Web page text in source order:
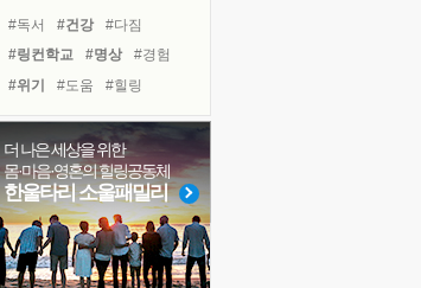
'말 타는 법'을 먼저
졸업식 사진을 보며
극심한 변비, 어깨결림, 수면 장애
아픈 아버지를 위한 공간 설계
슬럼프
보고 싶은 어머니
#독서 #건강
#다짐
#링컨학교
#명상
#경험
#위기
#도움
#힐링
#극복
#친구
#면역력
#사람
#바이러스
#리더
#선택
#희망
#유튜브
#비전캠프
#독서캠프
#삶
더 나은 세상을 위한
몸·마음·영혼의 힐링공동체
한울타리 소울패밀리